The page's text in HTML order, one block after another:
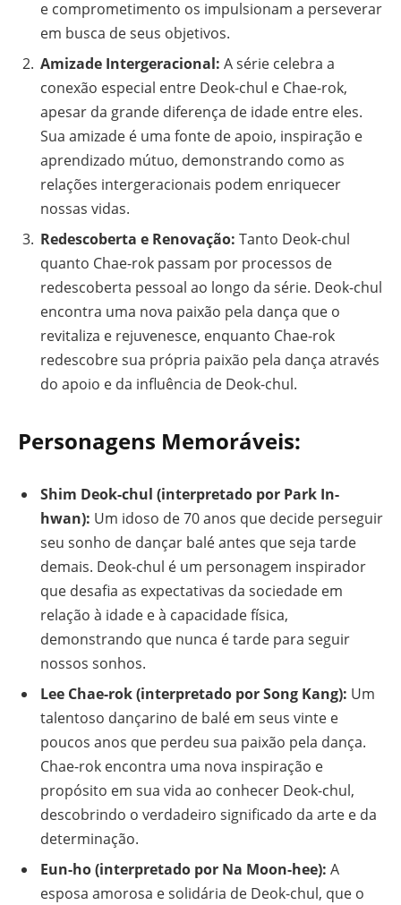
e comprometimento os impulsionam a perseverar
em busca de seus objetivos.
Amizade Intergeracional: A série celebra a
conexão especial entre Deok-chul e Chae-rok,
apesar da grande diferença de idade entre eles.
Sua amizade é uma fonte de apoio, inspiração e
aprendizado mútuo, demonstrando como as
relações intergeracionais podem enriquecer
nossas vidas.
Redescoberta e Renovação: Tanto Deok-chul
quanto Chae-rok passam por processos de
redescoberta pessoal ao longo da série. Deok-chul
encontra uma nova paixão pela dança que o
revitaliza e rejuvenesce, enquanto Chae-rok
redescobre sua própria paixão pela dança através
do apoio e da influência de Deok-chul.
Personagens Memoráveis:
Shim Deok-chul (interpretado por Park In-
hwan): Um idoso de 70 anos que decide perseguir
seu sonho de dançar balé antes que seja tarde
demais. Deok-chul é um personagem inspirador
que desafia as expectativas da sociedade em
relação à idade e à capacidade física,
demonstrando que nunca é tarde para seguir
nossos sonhos.
Lee Chae-rok (interpretado por Song Kang): Um
talentoso dançarino de balé em seus vinte e
poucos anos que perdeu sua paixão pela dança.
Chae-rok encontra uma nova inspiração e
propósito em sua vida ao conhecer Deok-chul,
descobrindo o verdadeiro significado da arte e da
determinação.
Eun-ho (interpretado por Na Moon-hee): A
esposa amorosa e solidária de Deok-chul, que o